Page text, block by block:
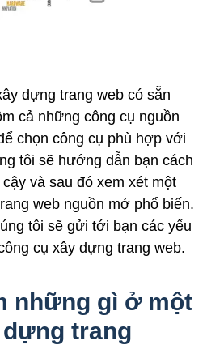
dựng trang web có sẵn
cả những công cụ nguồn
chọn công cụ phù hợp với
tôi sẽ hướng dẫn bạn cách
và sau đó xem xét một
web nguồn mở phổ biến.
tôi sẽ gửi tới bạn các yếu
cụ xây dựng trang web.
những gì ở một
trang